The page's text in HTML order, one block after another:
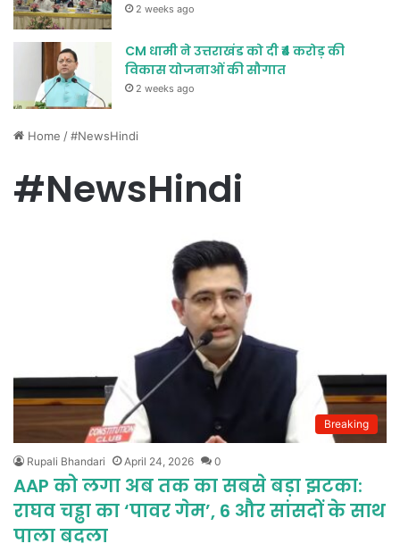
Home /#NewsHindi
#NewsHindi
Breaking
Rupali Bhandari April 24, 2026 0
AAP को लगा अब तक का सबसे बड़ा झटका:
राघव चड्ढा का ‘पावर गेम’, 6 और सांसदों के साथ
पाला बदला
2 weeks ago
CM धामी ने उत्तराखंड को दी ₹4 करोड़ की
विकास योजनाओं की सौगात
2 weeks ago